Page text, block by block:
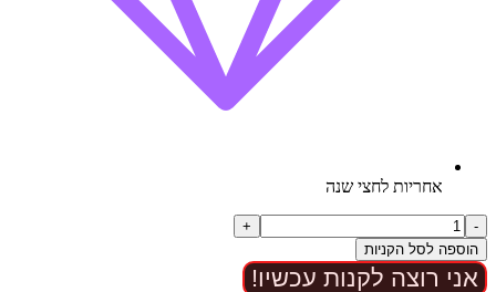
אחריות לחצי שנה
כמות
של
כוס
אוננות
-
+
הוספה לסל הקניות
אני רוצה לקנות עכשיו!